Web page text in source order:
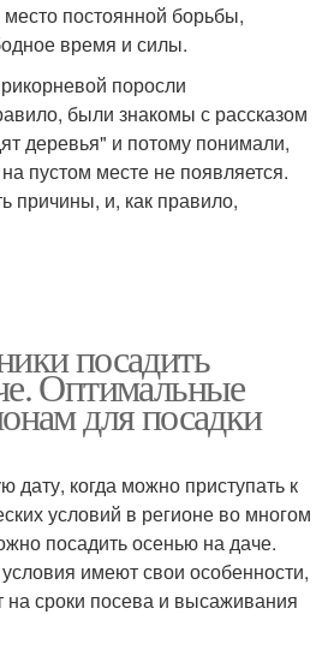
постоянной борьбы,
время и силы.
поросли
были знакомы с рассказом
деревья" и потому понимали,
пустом месте не появляется.
причины, и, как правило,
посадить
Оптимальные
для посадки
дату, когда можно приступать к
условий в регионе во многом
посадить осенью на даче.
имеют свои особенности,
на сроки посева и высаживания